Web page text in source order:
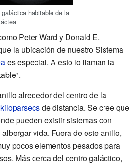
galáctica habitable de la
Peter Ward y Donald E.
la ubicación de nuestro Sistema
es especial. A esto lo llaman la
alrededor del centro de la
kiloparsecsde distancia. Se cree que
pueden existir sistemas con
vida. Fuera de este anillo,
pocos elementos pesados para
Más cerca del centro galáctico,